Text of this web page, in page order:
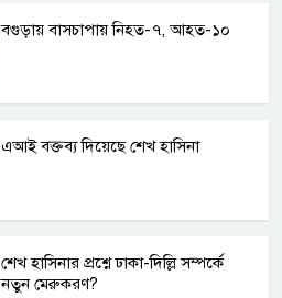
বগুড়ায় বাসচাপায় নিহত-৭, আহত-১০
এআই বক্তব্য দিয়েছে শেখ হাসিনা
শেখ হাসিনার প্রশ্নে ঢাকা-দিল্লি সম্পর্কে
নতুন মেরুকরণ?